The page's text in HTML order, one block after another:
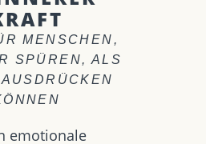
MENSCHEN,
SPÜREN, ALS
emotionale